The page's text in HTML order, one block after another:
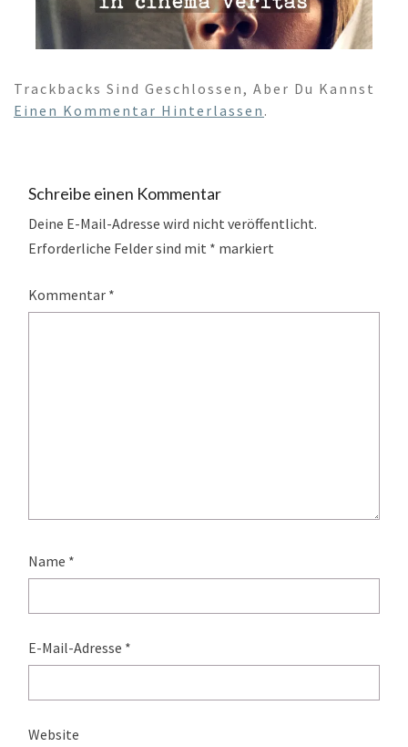
Trackbacks Sind Geschlossen, Aber Du Kannst
Einen Kommentar Hinterlassen .
Schreibe einen Kommentar
Deine E-Mail-Adresse wird nicht veröffentlicht.
Erforderliche Felder sind mit * markiert
Kommentar *
Name *
E-Mail-Adresse *
Website